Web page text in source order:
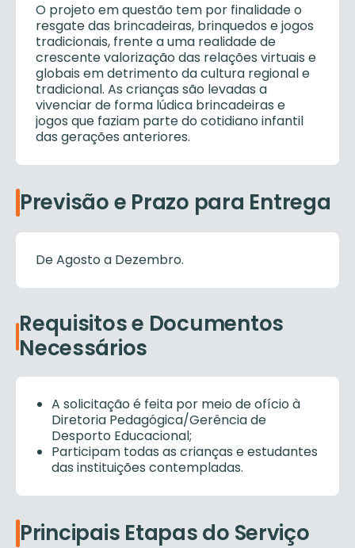
O projeto em questão tem por finalidade o
resgate das brincadeiras, brinquedos e jogos
tradicionais, frente a uma realidade de
crescente valorização das relações virtuais e
globais em detrimento da cultura regional e
tradicional. As crianças são levadas a
vivenciar de forma lúdica brincadeiras e
jogos que faziam parte do cotidiano infantil
das gerações anteriores.
Previsão e Prazo para Entrega
De Agosto a Dezembro.
Requisitos e Documentos
Necessários
A solicitação é feita por meio de ofício à
Diretoria Pedagógica/Gerência de
Desporto Educacional;
Participam todas as crianças e estudantes
das instituições contempladas.
Principais Etapas do Serviço